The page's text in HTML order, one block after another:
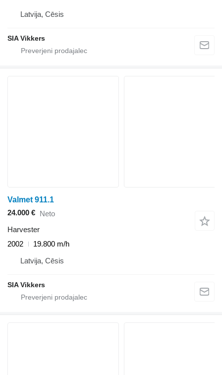
Latvija, Cēsis
SIA Vikkers
Valmet 911.1
24.000 € Neto
Harvester
2002
19.800 m/h
Latvija, Cēsis
SIA Vikkers